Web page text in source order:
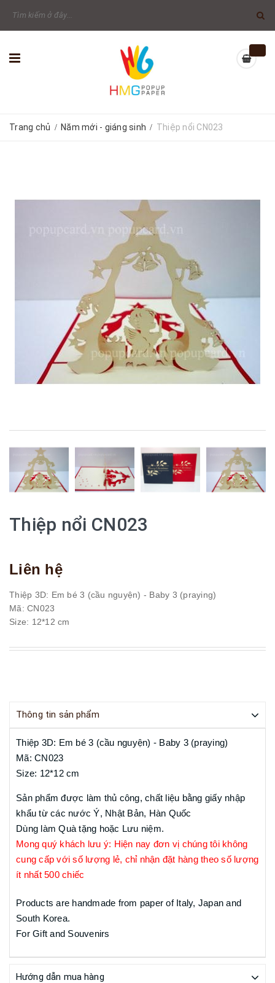
Trang chủ / Năm mới - giáng sinh / Thiệp nổi CN023
Thiệp nổi CN023
Liên hệ
Thiệp 3D: Em bé 3 (cầu nguyện) - Baby 3 (praying)
Mã: CN023
Size: 12*12 cm
Thông tin sản phẩm
Thiệp 3D: Em bé 3 (cầu nguyện) - Baby 3 (praying)
Mã: CN023
Size: 12*12 cm
Sản phẩm được làm thủ công, chất liệu bằng giấy nhập
khẩu từ các nước Ý, Nhật Bản, Hàn Quốc
Dùng làm Quà tặng hoặc Lưu niệm.
Mong quý khách lưu ý: Hiện nay đơn vị chúng tôi không
cung cấp với số lượng lẻ, chỉ nhận đặt hàng theo số lượng
ít nhất 500 chiếc
Products are handmade from paper of Italy, Japan and
South Korea.
For Gift and Souvenirs
Hướng dẫn mua hàng